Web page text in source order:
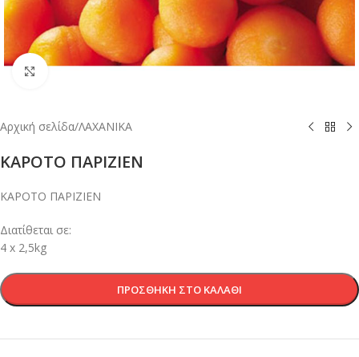
Κλικ για μεγέθυνση
Αρχική σελίδα/ΛΑΧΑΝΙΚΑ
ΚΑΡΟΤΟ ΠΑΡΙΖΙΕΝ
ΚΑΡΟΤΟ ΠΑΡΙΖΙΕΝ
Διατίθεται σε:
4 x 2,5kg
ΠΡΟΣΘΉΚΗ ΣΤΟ ΚΑΛΆΘΙ